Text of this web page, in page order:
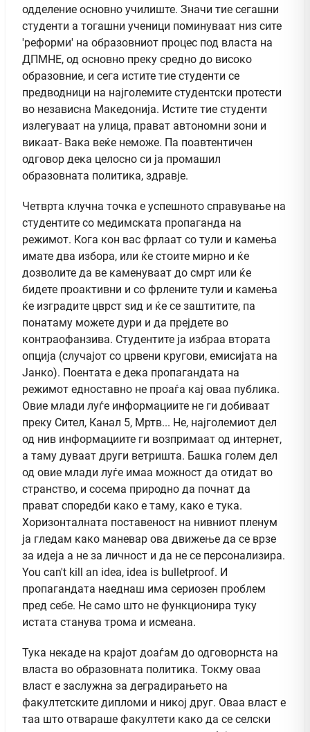
одделение основно училиште. Значи тие сегашни
студенти а тогашни ученици поминуваат низ сите
'реформи' на образовниот процес под власта на
ДПМНЕ, од основно преку средно до високо
образовние, и сега истите тие студенти се
предводници на најголемите студентски протести
во независна Македонија. Истите тие студенти
излегуваат на улица, прават автономни зони и
викаат- Вака веќе неможе. Па поавтентичен
одговор дека целосно си ја промашил
образовната политика, здравје.
Четврта клучна точка е успешното справување на
студентите со медимската пропаганда на
режимот. Кога кон вас фрлаат со тули и камења
имате два избора, или ќе стоите мирно и ќе
дозволите да ве каменуваат до смрт или ќе
бидете проактивни и со фрлените тули и камења
ќе изградите цврст ѕид и ќе се заштитите, па
понатаму можете дури и да прејдете во
контраофанзива. Студентите ја избраа втората
опција (случајот со црвени кругови, емисијата на
Јанко). Поентата е дека пропагандата на
режимот едноставно не проаѓа кај оваа публика.
Овие млади луѓе информациите не ги добиваат
преку Сител, Канал 5, Мртв... Не, најголемиот дел
од нив информациите ги возпримаат од интернет,
а таму дуваат други ветришта. Башка голем дел
од овие млади луѓе имаа можност да отидат во
странство, и сосема природно да почнат да
прават споредби како е таму, како е тука.
Хоризонталната поставеност на нивниот пленум
ја гледам како маневар ова движење да се врзе
за идеја а не за личност и да не се персонализира.
You can't kill an idea, idea is bulletproof. И
пропагандата наеднаш има сериозен проблем
пред себе. Не само што не функционира туку
истата станува трома и исмеана.
Тука некаде на крајот доаѓам до одговорнста на
власта во образовната политика. Токму оваа
власт е заслужна за деградирањето на
факултетските дипломи и никој друг. Оваа власт е
таа што отвараше факултети како да се селски